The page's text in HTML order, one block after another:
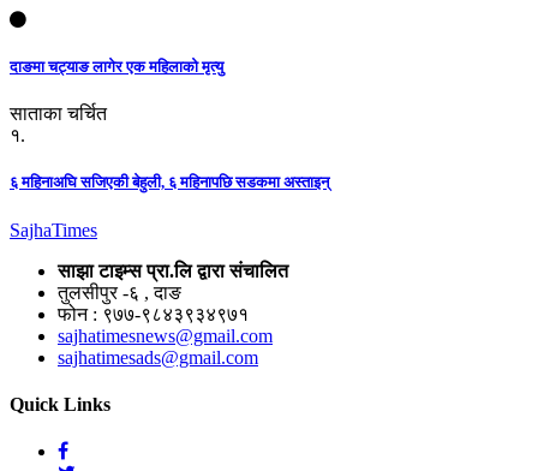
दाङमा चट्याङ लागेर एक महिलाको मृत्यु
साताका चर्चित
१.
६ महिनाअघि सजिएकी बेहुली, ६ महिनापछि सडकमा अस्ताइन्
SajhaTimes
साझा टाइम्स प्रा.लि द्वारा संचालित
तुलसीपुर -६ , दाङ
फोन : ९७७-९८४३९३४९७१
sajhatimesnews@gmail.com
sajhatimesads@gmail.com
Quick Links